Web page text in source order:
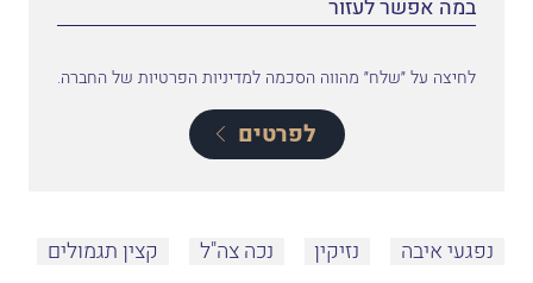
לחיצה על ״שלח״ מהווה הסכמה למדיניות הפרטיות של החברה.
לפרטים
נפגעי איבה נזיקין נכה צה"ל קצין תגמולים